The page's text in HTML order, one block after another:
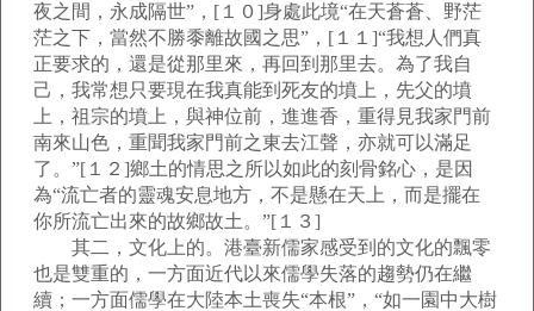
夜之間，永成隔世”，[１０]身處此境“在天蒼蒼、野茫
茫之下，當然不勝黍離故國之思”，[１１]“我想人們真
正要求的，還是從那里來，再回到那里去。為了我自
己，我常想只要現在我真能到死友的墳上，先父的墳
上，祖宗的墳上，與神位前，進進香，重得見我家門前
南來山色，重聞我家門前之東去江聲，亦就可以滿足
了。”[１２]鄉土的情思之所以如此的刻骨銘心，是因
為“流亡者的靈魂安息地方，不是懸在天上，而是擺在
你所流亡出來的故鄉故土。”[１３]
其二，文化上的。港臺新儒家感受到的文化的飄零
也是雙重的，一方面近代以來儒學失落的趨勢仍在繼
續；一方面儒學在大陸本土喪失“本根”，“如一園中大樹